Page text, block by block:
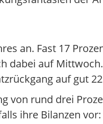
an. Fast 17
dabei auf
auf gut
von rund drei
ihre Bilanzen vor: